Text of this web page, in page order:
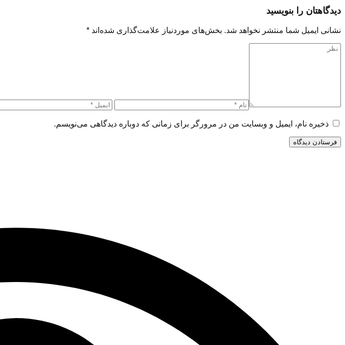
دیدگاهتان را بنویسید
نشانی ایمیل شما منتشر نخواهد شد. بخش‌های موردنیاز علامت‌گذاری شده‌اند *
ذخیره نام، ایمیل و وبسایت من در مرورگر برای زمانی که دوباره دیدگاهی می‌نویسم.